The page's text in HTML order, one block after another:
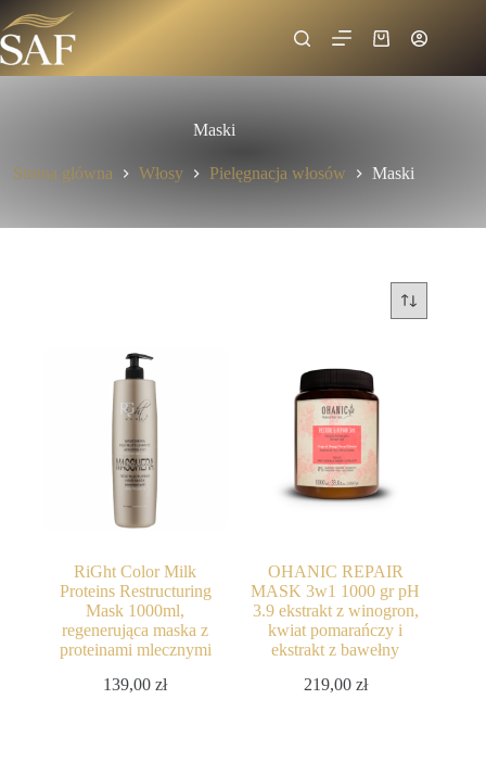
Maski
Strona główna Włosy Pielęgnacja włosów Maski
RiGht Color Milk
Proteins Restructuring
Mask 1000ml,
regenerująca maska z
proteinami mlecznymi
139,00zł
OHANIC REPAIR
MASK 3w1 1000 gr pH
3.9 ekstrakt z winogron,
kwiat pomarańczy i
ekstrakt z bawełny
219,00 zł